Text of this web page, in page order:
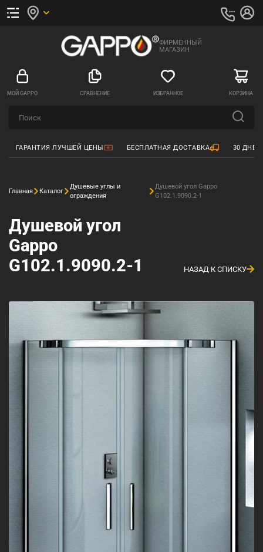
ФИРМЕННЫЙ
МАГАЗИН
МОЙ GAPPO СРАВНЕНИЕ ИЗБРАННОЕ КОРЗИНА
ГАРАНТИЯ ЛУЧШЕЙ ЦЕНЫ БЕСПЛАТНАЯ ДОСТАВКА 30
Главная Каталог
Душевые углы и
ограждения
Душевой угол Gappo
G102.1.9090.2-1
Душевой угол
Gappo
G102.1.9090.2-1
НАЗАД К СПИСКУ